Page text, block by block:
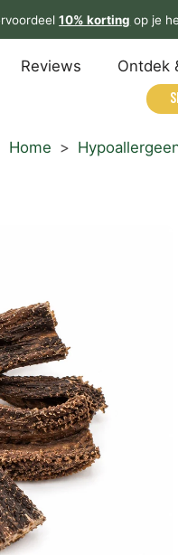
10% korting op je
Reviews Ontdek
Home >